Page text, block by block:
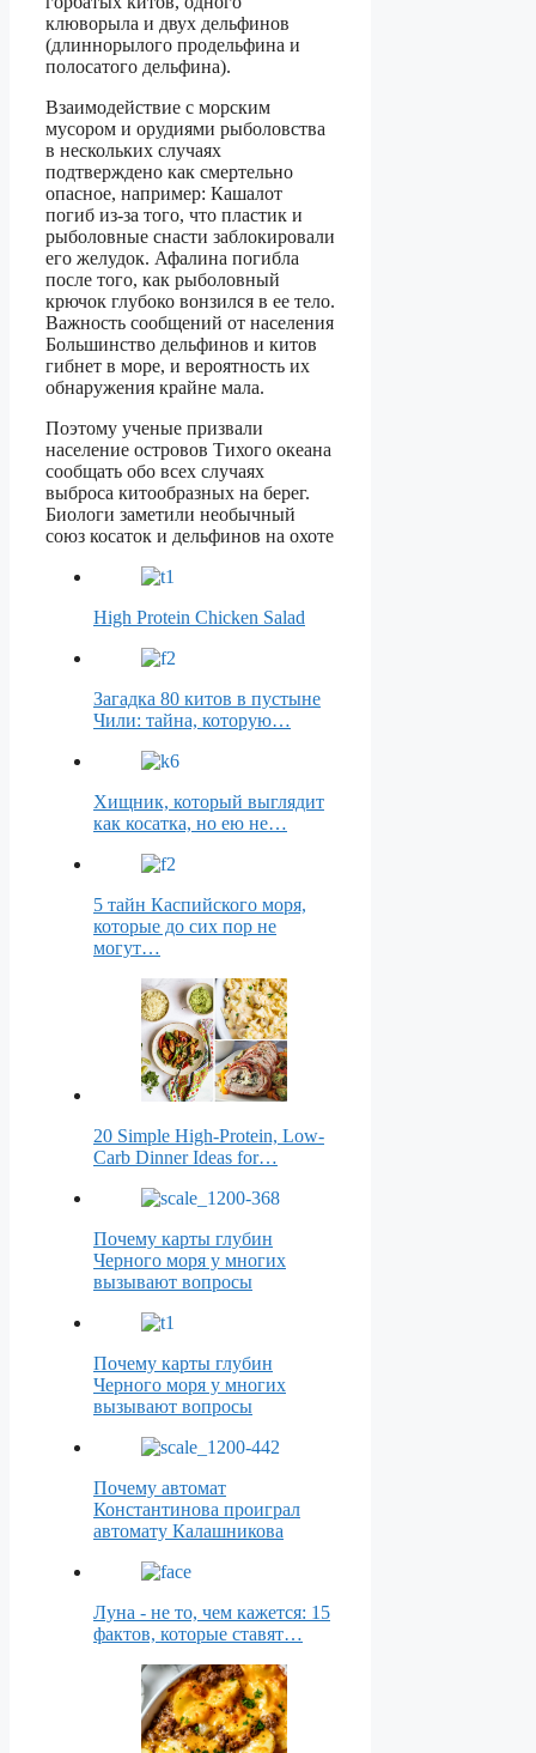
клюворыла и двух дельфинов
(длиннорылого продельфина и
полосатого дельфина).
Взаимодействие с морским
мусором и орудиями рыболовства
в нескольких случаях
подтверждено как смертельно
опасное, например: Кашалот
погиб из-за того, что пластик и
рыболовные снасти заблокировали
его желудок. Афалина погибла
после того, как рыболовный
крючок глубоко вонзился в ее тело.
Важность сообщений от населения
Большинство дельфинов и китов
гибнет в море, и вероятность их
обнаружения крайне мала.
Поэтому ученые призвали
население островов Тихого океана
сообщать обо всех случаях
выброса китообразных на берег.
Биологи заметили необычный
союз косаток и дельфинов на охоте
High Protein Chicken Salad
Загадка 80 китов в пустыне
Чили: тайна, которую…
Хищник, который выглядит
как косатка, но ею не…
5 тайн Каспийского моря,
которые до сих пор не
могут…
20 Simple High-Protein, Low-
Carb Dinner Ideas for…
Почему карты глубин
Черного моря у многих
вызывают вопросы
Почему карты глубин
Черного моря у многих
вызывают вопросы
Почему автомат
Константинова проиграл
автомату Калашникова
Луна - не то, чем кажется: 15
фактов, которые ставят…